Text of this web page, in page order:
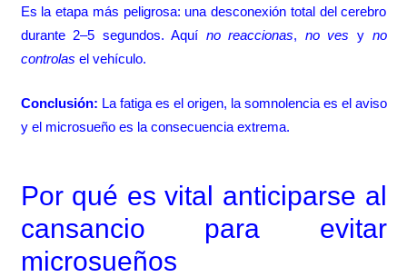
Es la etapa más peligrosa: una desconexión total del cerebro
durante 2–5 segundos. Aquí no reaccionas, no ves y no
controlas el vehículo.
Conclusión: La fatiga es el origen, la somnolencia es el aviso
y el microsueño es la consecuencia extrema.
Por qué es vital anticiparse al
cansancio para evitar
microsueños